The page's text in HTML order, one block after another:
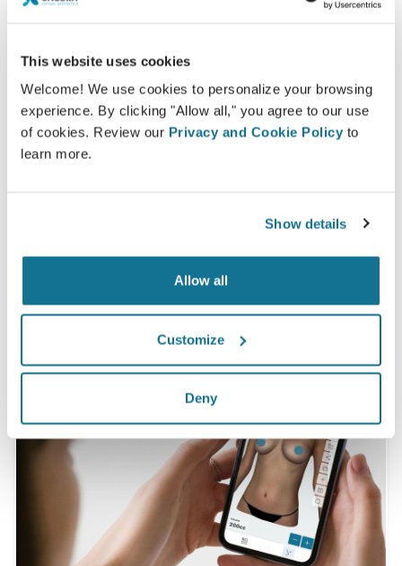
This website uses cookies
Welcome! We use cookies to personalize your browsing
experience. By clicking "Allow all," you agree to our use
of cookies. Review our Privacy and Cookie Policy to
learn more.
Show details
Allow all
Customize
Deny
ความพอใจ
100% ของผู้หญิง พอใจและพึงพอใจอย่างมาก หลังจาก